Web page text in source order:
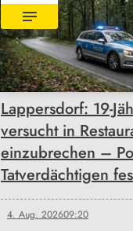
Lappersdorf: 19-
versucht in
einzubrechen –
Tatverdächtigen
4. Aug. 202609:20